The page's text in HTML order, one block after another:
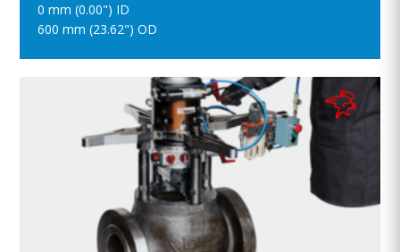
0 mm (0.00") ID
600 mm (23.62") OD
ПОЛОЖИТЪ В КОРЗИНУ
ПРОСМОТР ПРОДУКТОВ